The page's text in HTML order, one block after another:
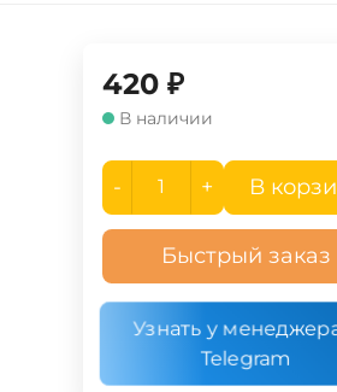
420 ₽
В наличии
- + В
Быстрый заказ
Узнать у
Telegram